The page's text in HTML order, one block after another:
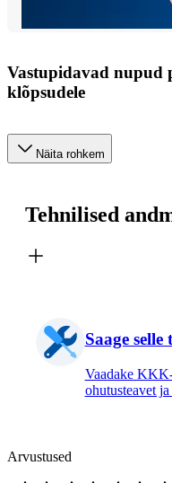
Vastupidavad nupud
klõpsudele
Näita rohkem
Tehnilised
Saage
Vaadake
ohutusteavet
Arvustused